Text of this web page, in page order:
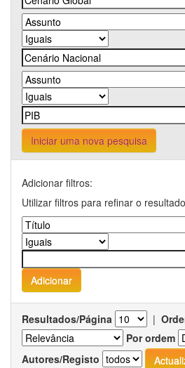
Iniciar uma nova pesquisa
Adicionar filtros:
Utilizar filtros para refinar o
Resultados/Página |
Por ordem
Autores/Registo